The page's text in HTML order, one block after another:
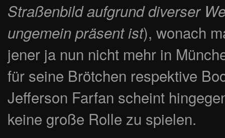
Straßenbild aufgrund diverser
ungemein präsent ist), wonach
jener ja nun nicht mehr in
für seine Brötchen respektive
Jefferson Farfan scheint
keine große Rolle zu spielen.